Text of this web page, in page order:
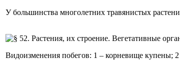
У большинства многолетних травянистых
Видоизменения побегов: 1 – корневище купены;